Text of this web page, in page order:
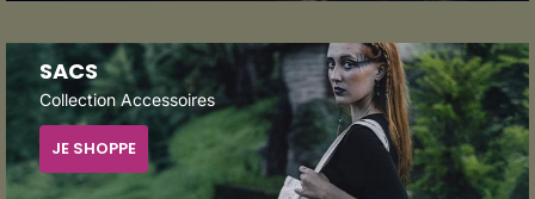
SACS
Collection Accessoires
JE SHOPPE